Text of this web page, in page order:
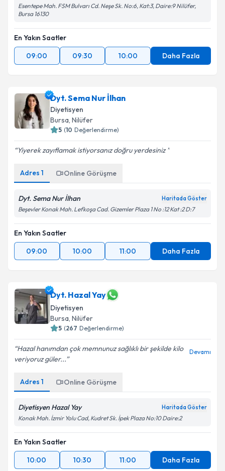
Esentepe Mah. FSM Bulvarı Cd. Neşe Sk. No:6, Kat:3, Daire:9 Nilüfer,
Bursa 16130
En Yakın Saatler
09:00
09:30 10:00 Daha Fazla
Dyt. Sema Nur İlhan
Diyetisyen
Bursa, Nilüfer
5 (10 Değerlendirme)
Yiyerek zayıflamak istiyorsanız doğru yerdesiniz
Adres 1 Online Görüşme
Dyt. Sema Nur İlhan Haritada Göster
Beşevler Konak Mah. Lefkoşa Cad. Gizemler Plaza 1 No :12 Kat :2 D:7
En Yakın Saatler
09:00
10:00 11:00 Daha Fazla
Dyt. Hazal Yay
Diyetisyen
Bursa, Nilüfer
5 (267 Değerlendirme)
Hazal hanımdan çok memnunuz sağlıklı bir şekilde kilo
veriyoruz güler...
Devamı
Adres 1 Online Görüşme
Diyetisyen Hazal Yay Haritada Göster
Konak Mah. İzmir Yolu Cad, Kudret Sk. İpek Plaza No:10 Daire:2
En Yakın Saatler
10:00
10:30 11:00 Daha Fazla